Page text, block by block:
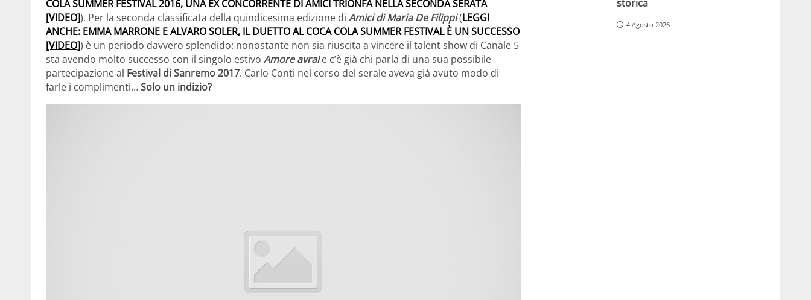
COLA SUMMER FESTIVAL 2016, UNA EX CONCORRENTE DI AMICI TRIONFA NELLA SECONDA SERATA
[VIDEO]). Per la seconda classificata della quindicesima edizione di Amici di Maria De Filippi(LEGGI
ANCHE: EMMA MARRONE E ALVARO SOLER, IL DUETTO AL COCA COLA SUMMER FESTIVAL È UN SUCCESSO
[VIDEO]) è un periodo davvero splendido: nonostante non sia riuscita a vincere il talent show di Canale 5
sta avendo molto successo con il singolo estivo Amore avraie c’è già chi parla di una sua possibile
partecipazione al Festival di Sanremo 2017. Carlo Conti nel corso del serale aveva già avuto modo di
farle i complimenti…Solo un indizio?
storica
4 Agosto 2026